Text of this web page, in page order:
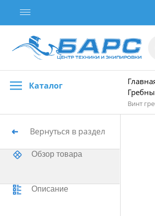
Каталог
Винт
Вернуться в раздел
Обзор товара
Описание